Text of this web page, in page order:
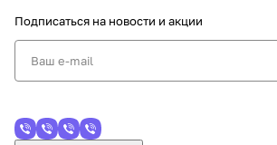
Подписаться на новости и акции